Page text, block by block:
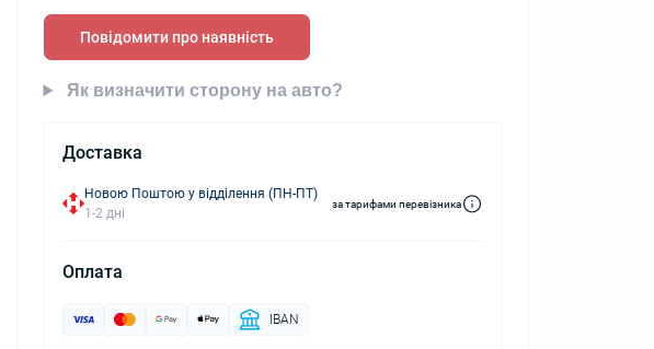
Повідомити про наявність
Як визначити сторону на авто?
Доставка
Новою Поштою у відділення (ПН-ПТ)
1-2 дні
за тарифами перевізника
Оплата
IBAN